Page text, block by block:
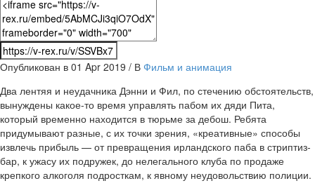
Опубликован в 01 Apr 2019 / В Фильм и анимация
Два лентяя и неудачника Дэнни и Фил, по стечению обстоятельств,
вынуждены какое-то время управлять пабом их дяди Пита,
который временно находится в тюрьме за дебош. Ребята
придумывают разные, с их точки зрения, «креативные» способы
извлечь прибыль — от превращения ирландского паба в стриптиз-
бар, к ужасу их подружек, до нелегального клуба по продаже
крепкого алкоголя подросткам, к явному неудовольствию полиции.